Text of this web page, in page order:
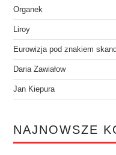
Organek
Liroy
Eurowizja pod znakiem
Daria Zawiałow
Jan Kiepura
NAJNOWSZE